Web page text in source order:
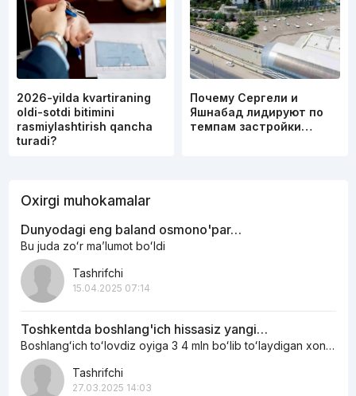
2026-yilda kvartiraning
oldi-sotdi bitimini
rasmiylashtirish qancha
turadi?
Почему Сергели и
Яшнабад лидируют по
темпам застройки…
Oxirgi muhokamalar
Dunyodagi eng baland osmono'par…
Bu juda zoʻr maʼlumot boʻldi
Tashrifchi
15.04.2025 07:14
Toshkentda boshlang'ich hissasiz yangi…
Boshlangʻich toʻlovdiz oyiga 3 4 mln boʻlib toʻlaydigan xonadonlar bormi
Tashrifchi
27.03.2025 14:03